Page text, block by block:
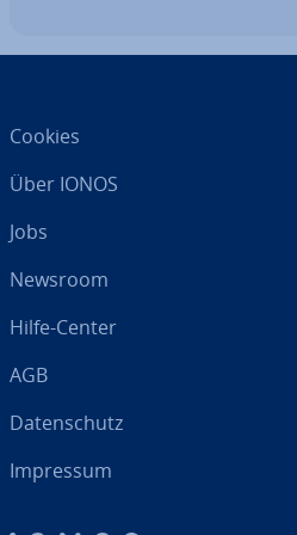
Cookies
Über IONOS
Jobs
Newsroom
Hilfe-Center
AGB
Da­ten­schutz
Impressum